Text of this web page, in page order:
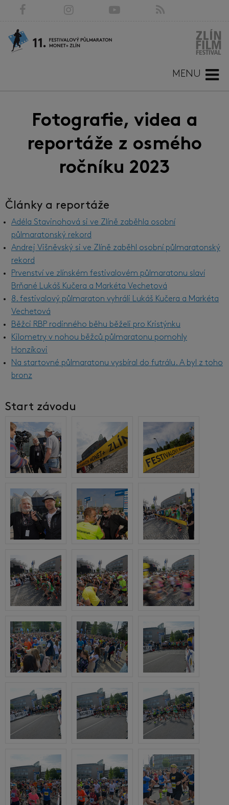
MENU
Fotografie, videa a
reportáže z osmého
ročníku 2023
Články a reportáže
Adéla Stavinohová si ve Zlíně zaběhla osobní
půlmaratonský rekord
Andrej Višněvský si ve Zlíně zaběhl osobní půlmaratonský
rekord
Prvenství ve zlínském festivalovém půlmaratonu slaví
Brňané Lukáš Kučera a Markéta Vechetová
8. festivalový půlmaraton vyhráli Lukáš Kučera a Markéta
Vechetová
Běžci RBP rodinného běhu běželi pro Kristýnku
Kilometry v nohou běžců půlmaratonu pomohly
Honzíkovi
Na startovné půlmaratonu vysbíral do futrálu. A byl z toho
bronz
Start závodu